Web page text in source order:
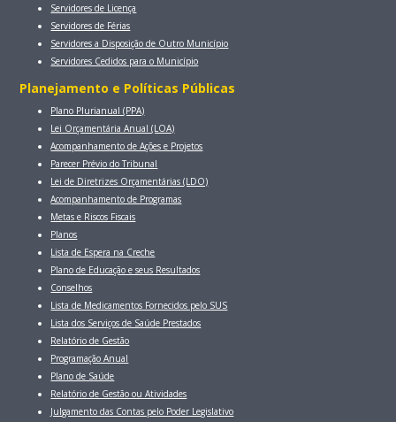
Servidores de Licença
Servidores de Férias
Servidores a Disposição de Outro Município
Servidores Cedidos para o Município
Planejamento e Políticas Públicas
Plano Plurianual (PPA)
Lei Orçamentária Anual (LOA)
Acompanhamento de Ações e Projetos
Parecer Prévio do Tribunal
Lei de Diretrizes Orçamentárias (LDO)
Acompanhamento de Programas
Metas e Riscos Fiscais
Planos
Lista de Espera na Creche
Plano de Educação e seus Resultados
Conselhos
Lista de Medicamentos Fornecidos pelo SUS
Lista dos Serviços de Saúde Prestados
Relatório de Gestão
Programação Anual
Plano de Saúde
Relatório de Gestão ou Atividades
Julgamento das Contas pelo Poder Legislativo